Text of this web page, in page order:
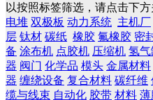
以按照标签筛选，请点击下
电堆 双极板 动力系统 主机厂
层 钛材 碳纸 橡胶 氟橡胶 密
备 涂布机 点胶机 压缩机 氢气
器 阀门 化学品 模头 金属材料
器 缠绕设备 复合材料 碳纤维
缆与线束 自动化 胶带 材料 薄